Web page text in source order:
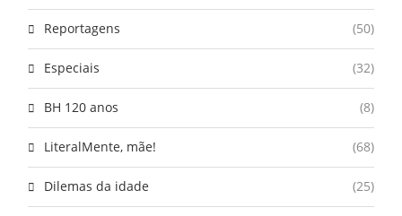
Reportagens (50)
Especiais (32)
BH 120 anos (8)
LiteralMente, mãe! (68)
Dilemas da idade (25)